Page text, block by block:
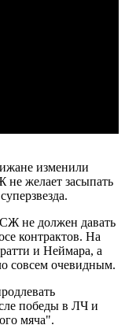
изменили
желает засыпать
не должен давать
контрактов. На
и Неймара, а
совсем очевидным.
победы в ЛЧ и
мяча".